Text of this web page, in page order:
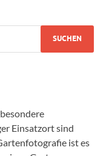
Einsatzort sind
ist es